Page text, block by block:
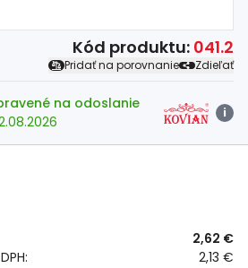
Kód produktu: 041.2
Pridať na porovnanie Zdieľať
na odoslanie
i
2,13 €
2,62 €